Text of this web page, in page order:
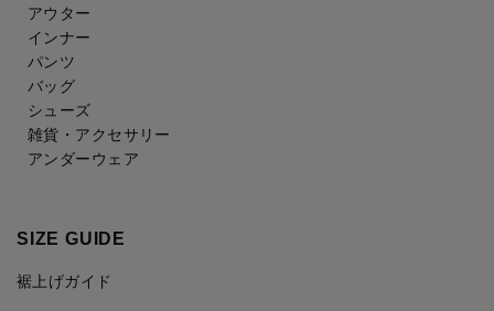
アウター
インナー
パンツ
バッグ
シューズ
雑貨・アクセサリー
アンダーウェア
SIZE GUIDE
裾上げガイド